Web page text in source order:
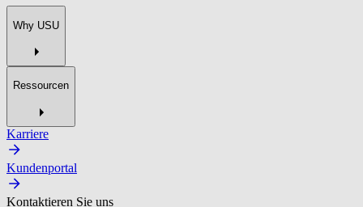
Why USU
Ressourcen
Karriere
Kundenportal
Kontaktieren Sie uns